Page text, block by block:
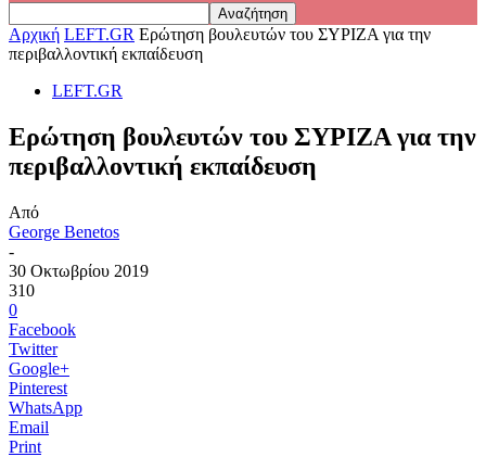
Αρχική LEFT.GR Ερώτηση βουλευτών του ΣΥΡΙΖΑ για την
περιβαλλοντική εκπαίδευση
LEFT.GR
Ερώτηση βουλευτών του ΣΥΡΙΖΑ για την
περιβαλλοντική εκπαίδευση
Από
George Benetos
-
30 Οκτωβρίου 2019
310
0
Facebook
Twitter
Google+
Pinterest
WhatsApp
Email
Print